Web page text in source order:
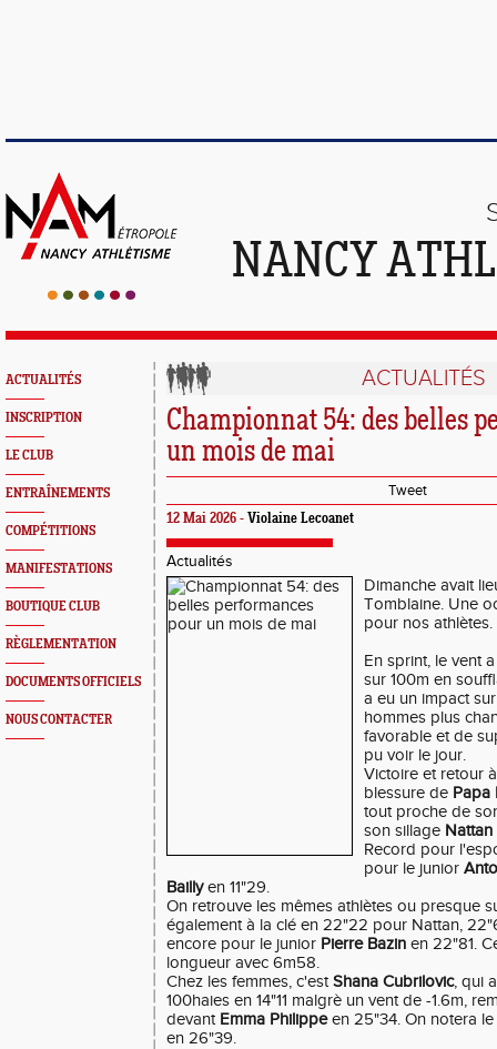
NANCY
ACTUALITÉS
INSCRIPTION
LE CLUB
ENTRAÎNEMENTS
COMPÉTITIONS
MANIFESTATIONS
BOUTIQUE CLUB
RÈGLEMENTATION
DOCUMENTS OFFICIELS
NOUS CONTACTER
ACTUALITÉS
Championnat 54: des belles
un mois de mai
Tweet
12 Mai 2026 - Violaine Lecoanet
Actualités
Dimanche avait
Tomblaine. Une
pour nos athlètes.
En sprint, le vent
sur 100m en
a eu un impact
hommes plus
favorable et de
pu voir le jour.
Victoire et retour
blessure de Papa
tout proche de
son sillage Nattan
Record pour
pour le junior
Baillyen 11"29.
On retrouve les mêmes athlètes ou presque
également à la clé en 22"22 pour Nattan,
encore pour le junior Pierre Bazin en 22"81.
longueur avec 6m58.
Chez les femmes, c'estShana Cubrilovic, qui
100haies en 14"11 malgrè un vent de -1.6m,
devantEmma Philippeen 25"34. On notera
en 26"39.